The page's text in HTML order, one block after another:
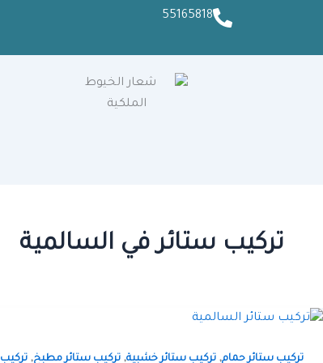
55165818
تركيب ستائر في السالمية
تركيب ستائر حمام, تركيب ستائر خشبية, تركيب ستائر مطبخ, تركيب